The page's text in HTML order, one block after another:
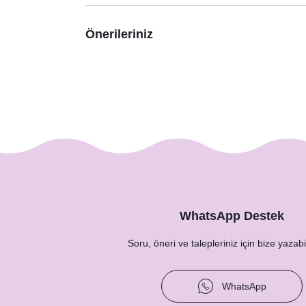
Önerileriniz
WhatsApp Destek
Soru, öneri ve talepleriniz için bize
WhatsApp